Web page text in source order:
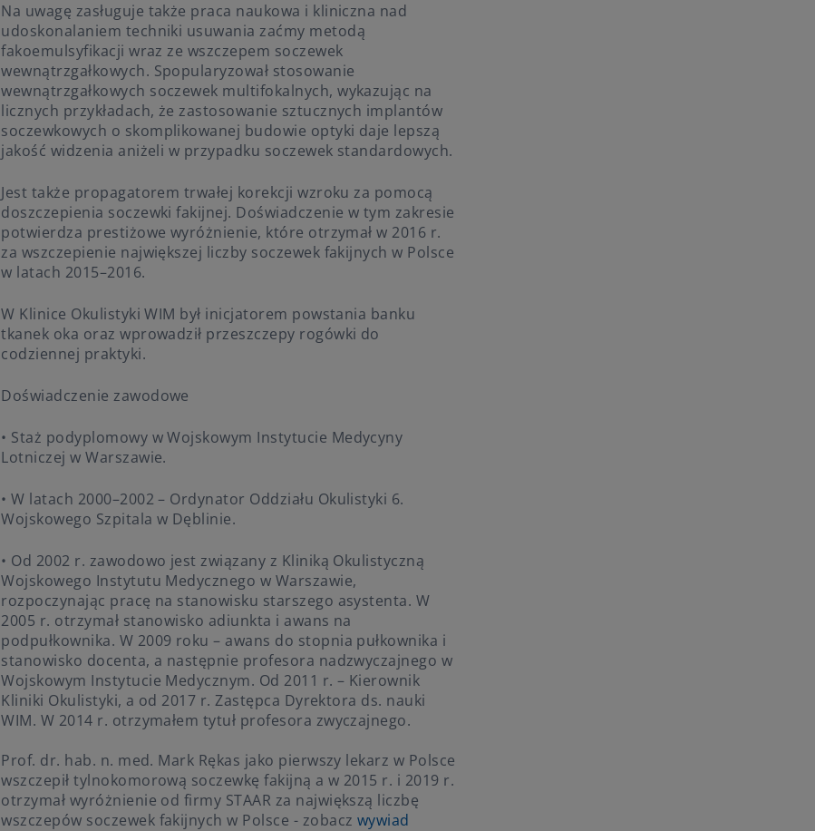
Na uwagę zasługuje także praca naukowa i kliniczna nad
udoskonalaniem techniki usuwania zaćmy metodą
fakoemulsyfikacji wraz ze wszczepem soczewek
wewnątrzgałkowych. Spopularyzował stosowanie
wewnątrzgałkowych soczewek multifokalnych, wykazując na
licznych przykładach, że zastosowanie sztucznych implantów
soczewkowych o skomplikowanej budowie optyki daje lepszą
jakość widzenia aniżeli w przypadku soczewek standardowych.
Jest także propagatorem trwałej korekcji wzroku za pomocą
doszczepienia soczewki fakijnej. Doświadczenie w tym zakresie
potwierdza prestiżowe wyróżnienie, które otrzymał w 2016 r.
za wszczepienie największej liczby soczewek fakijnych w Polsce
w latach 2015–2016.
W Klinice Okulistyki WIM był inicjatorem powstania banku
tkanek oka oraz wprowadził przeszczepy rogówki do
codziennej praktyki.
Doświadczenie zawodowe
• Staż podyplomowy w Wojskowym Instytucie Medycyny
Lotniczej w Warszawie.
• W latach 2000–2002 – Ordynator Oddziału Okulistyki 6.
Wojskowego Szpitala w Dęblinie.
• Od 2002 r. zawodowo jest związany z Kliniką Okulistyczną
Wojskowego Instytutu Medycznego w Warszawie,
rozpoczynając pracę na stanowisku starszego asystenta. W
2005 r. otrzymał stanowisko adiunkta i awans na
podpułkownika. W 2009 roku – awans do stopnia pułkownika i
stanowisko docenta, a następnie profesora nadzwyczajnego w
Wojskowym Instytucie Medycznym. Od 2011 r. – Kierownik
Kliniki Okulistyki, a od 2017 r. Zastępca Dyrektora ds. nauki
WIM. W 2014 r. otrzymałem tytuł profesora zwyczajnego.
Prof. dr. hab. n. med. Mark Rękas jako pierwszy lekarz w Polsce
wszczepił tylnokomorową soczewkę fakijną a w 2015 r. i 2019 r.
otrzymał wyróżnienie od firmy STAAR za największą liczbę
wszczepów soczewek fakijnych w Polsce - zobacz wywiad